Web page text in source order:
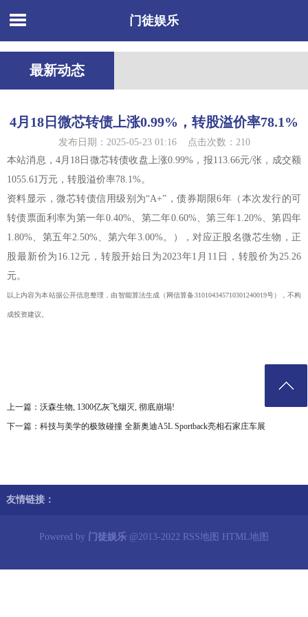
门徒娱乐
最新动态
4月18日微芯转债上涨0.99%，转股溢价率78.1%
发布日期：2025-05-23 01:16 点击次数：210
本站消息，4月18日微芯转债收盘上涨0.99%，报113.66元/张，成交额
1055.61万元，转股溢价率78.1%。
资料显示，微芯转债信用级别为“A+”，债券期限6年（本次发行的可
转债票面利率为第一年0.40%、第二年0.60%、第三年1.20%、第四年
1.80%、第五年2.50%、第六年3.00%。），对应正股名微芯生物，正
股最新价为16.12元，转股开始日为2023年1月11日，转股价为25.26
元。
以上内容为本站据公开信息整理，由智能算法生成（网信算备310104345710301240019号），不构
成投资建议。
上一篇： 沃森生物, 1300亿灰飞烟灭, 彻底崩塌!
下一篇： 科技与美学的极致碰撞 全新奥迪A5L Sportback亮相石家庄车展
友情链接：
Powered by 门徒娱乐 @2013-2022 RSS地图 HTML地图